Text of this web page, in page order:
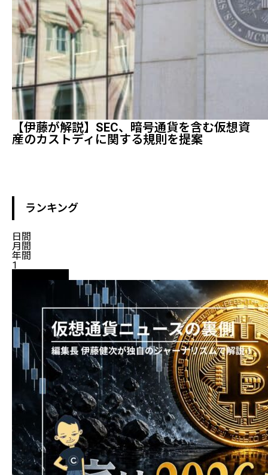
【伊藤が解説】SEC、暗号通貨を含む仮想資
産のカストディに関する規則を提案
ランキング
日間
月間
年間
1